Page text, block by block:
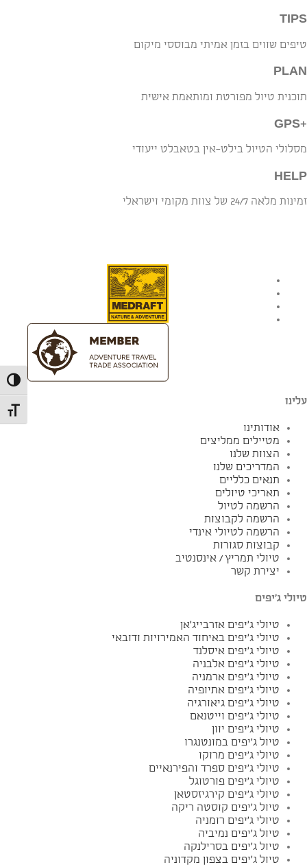
הפעל/
מתג
TIPS
טיפים שווים בזמן אמיתי מבוססי מיקום
PLAN
תוכנית טיול מפורטת ומותאמת אישית
+GPS
מסלולי הטיול בילט-אין בטאבלט ייעודי
HELP
זמינות מלאה 24/7 של צוות מקומי וישראלי
עלינו
אודותינו
מטיילים ממליצים
הצוות שלנו
המדריכים שלנו
תנאים כלליים
תאריכי טיולים
הרשמה לטיול
הרשמה לקבוצות
הרשמה לטיולי אינדי
קבוצות סגורות
טיולי תמריץ / אינסנטיב
יצירת קשר
טיולי ג'יפים
טיולי ג'יפים אזרבייג'אן
טיולי ג'יפים באיחוד האמירויות ודובאי
טיולי ג'יפים איסלנד
טיולי ג'יפים אלבניה
טיולי ג'יפים ארמניה
טיולי ג'יפים אתיופיה
טיולי ג'יפים גיאורגיה
טיולי ג'יפים וייטנאם
טיולי ג'יפים יוון
טיול ג'יפים במונטנגרו
טיולי ג'יפים מרוקו
טיולי ג'יפים ספרד והפירנאיים
טיולי ג'יפים פורטוגל
טיולי ג'יפים קירגיזסטאן
טיול ג'יפים קוסטה ריקה
טיולי ג'יפים רומניה
טיול ג'יפים נמיביה
טיול ג'יפים בסרילנקה
טיול ג'יפים בצפון מקדוניה